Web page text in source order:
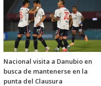
Nacional visita a Danubio en
busca de mantenerse en la
punta del Clausura